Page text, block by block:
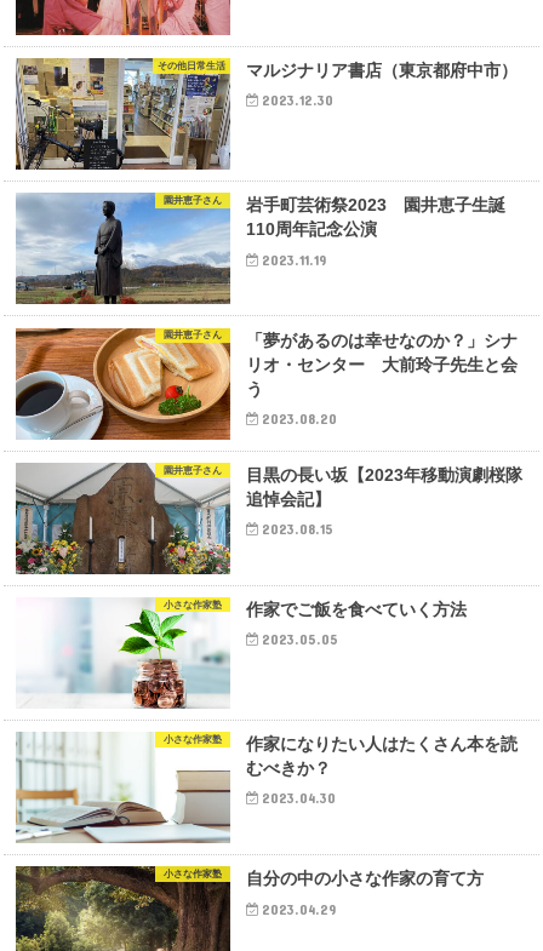
その他日常生活 マルジナリア書店（東京都府中市）
2023.12.30
園井恵子さん
岩手町芸術祭2023 園井恵子生誕
110周年記念公演
2023.11.19
園井恵子さん
「夢があるのは幸せなのか？」シナ
リオ・センター 大前玲子先生と会
う
2023.08.20
園井恵子さん
目黒の長い坂【2023年移動演劇桜隊
追悼会記】
2023.08.15
小さな作家塾 作家でご飯を食べていく方法
2023.05.05
小さな作家塾
作家になりたい人はたくさん本を読
むべきか？
2023.04.30
小さな作家塾 自分の中の小さな作家の育て方
2023.04.29